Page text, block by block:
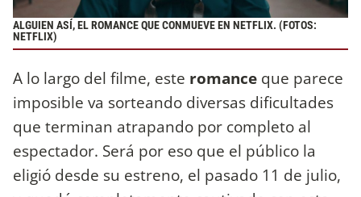
ALGUIEN ASÍ, EL ROMANCE QUE CONMUEVE EN NETFLIX. (FOTOS:
NETFLIX)
A lo largo del filme, este romance que parece
imposible va sorteando diversas dificultades
que terminan atrapando por completo al
espectador. Será por eso que el público la
eligió desde su estreno, el pasado 11 de julio,